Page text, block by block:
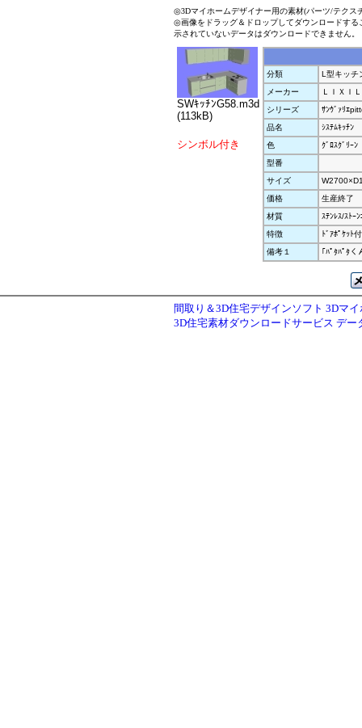
◎3Dマイホームデザイナー用の素材(パーツ/テクス
◎画像をドラッグ＆ドロップしてダウンロードす
示されていないデータはダウンロードできません。
SWｷｯﾁﾝG58.m3d
(113kB)
シンボル付き
分類
L型キッチ
メーカー
ＬＩＸＩＬ
シリーズ
ｻﾝｳﾞｧﾘｴ
品名
ｼｽﾃﾑｷｯﾁﾝ
色
ｸﾞﾛｽｸﾞﾘｰﾝ
型番
サイズ
価格
生産終了
材質
ｽﾃﾝﾚｽ/ｽﾄｰ
特徴
ﾄﾞｱﾎﾟｹｯﾄ
備考１
｢ﾊﾟﾀﾊﾟﾀ
間取り＆3D住宅デザインソフト 3Dマ
3D住宅素材ダウンロードサービス デー